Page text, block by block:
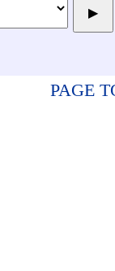
PAGE